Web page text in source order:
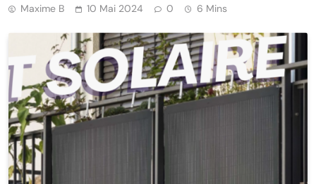
Maxime B 10 Mai 2024 0 6 Mins